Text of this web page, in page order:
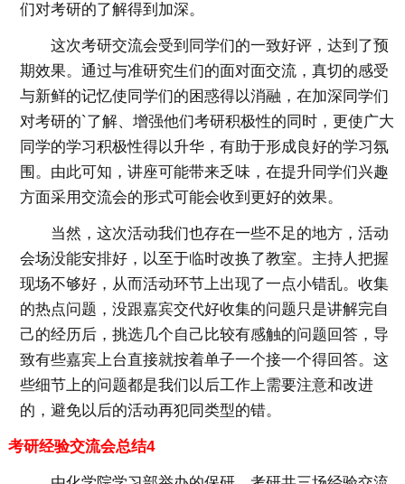
们对考研的了解得到加深。
这次考研交流会受到同学们的一致好评，达到了预
期效果。通过与准研究生们的面对面交流，真切的感受
与新鲜的记忆使同学们的困惑得以消融，在加深同学们
对考研的`了解、增强他们考研积极性的同时，更使广大
同学的学习积极性得以升华，有助于形成良好的学习氛
围。由此可知，讲座可能带来乏味，在提升同学们兴趣
方面采用交流会的形式可能会收到更好的效果。
当然，这次活动我们也存在一些不足的地方，活动
会场没能安排好，以至于临时改换了教室。主持人把握
现场不够好，从而活动环节上出现了一点小错乱。收集
的热点问题，没跟嘉宾交代好收集的问题只是讲解完自
己的经历后，挑选几个自己比较有感触的问题回答，导
致有些嘉宾上台直接就按着单子一个接一个得回答。这
些细节上的问题都是我们以后工作上需要注意和改进
的，避免以后的活动再犯同类型的错。
考研经验交流会总结4